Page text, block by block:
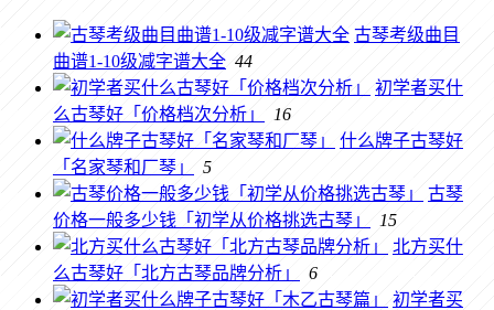
古琴考级曲目
曲谱1-10级减字谱大全 44
初学者买什
么古琴好「价格档次分析」
16
什么牌子古琴好
「名家琴和厂琴」
5
古琴
价格一般多少钱「初学从价格挑选古琴」
15
北方买什
么古琴好「北方古琴品牌分析」
6
初学者买